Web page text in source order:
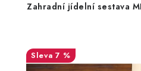
Zahradní jídelní sestava
7 %